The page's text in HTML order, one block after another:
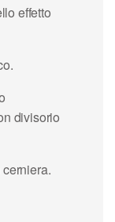
effetto
divisorio